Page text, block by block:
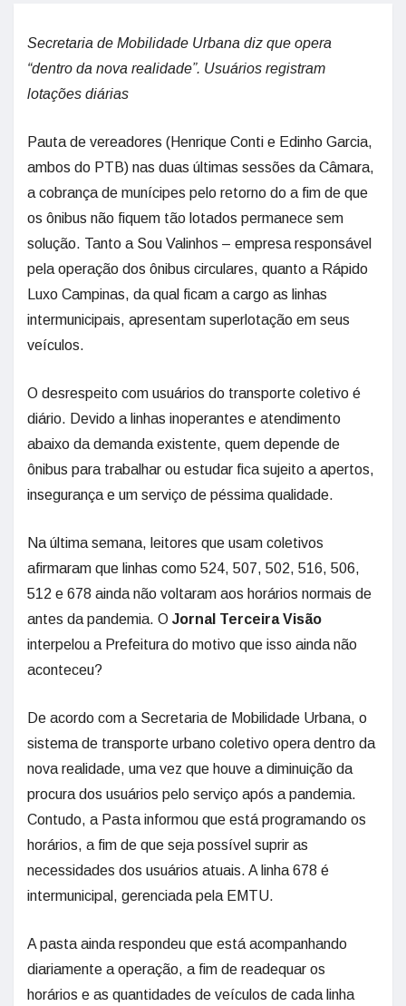
Secretaria de Mobilidade Urbana diz que opera
“dentro da nova realidade”. Usuários registram
lotações diárias
Pauta de vereadores (Henrique Conti e Edinho Garcia,
ambos do PTB) nas duas últimas sessões da Câmara,
a cobrança de munícipes pelo retorno do a fim de que
os ônibus não fiquem tão lotados permanece sem
solução. Tanto a Sou Valinhos – empresa responsável
pela operação dos ônibus circulares, quanto a Rápido
Luxo Campinas, da qual ficam a cargo as linhas
intermunicipais, apresentam superlotação em seus
veículos.
O desrespeito com usuários do transporte coletivo é
diário. Devido a linhas inoperantes e atendimento
abaixo da demanda existente, quem depende de
ônibus para trabalhar ou estudar fica sujeito a apertos,
insegurança e um serviço de péssima qualidade.
Na última semana, leitores que usam coletivos
afirmaram que linhas como 524, 507, 502, 516, 506,
512 e 678 ainda não voltaram aos horários normais de
antes da pandemia. O Jornal Terceira Visão
interpelou a Prefeitura do motivo que isso ainda não
aconteceu?
De acordo com a Secretaria de Mobilidade Urbana, o
sistema de transporte urbano coletivo opera dentro da
nova realidade, uma vez que houve a diminuição da
procura dos usuários pelo serviço após a pandemia.
Contudo, a Pasta informou que está programando os
horários, a fim de que seja possível suprir as
necessidades dos usuários atuais. A linha 678 é
intermunicipal, gerenciada pela EMTU.
A pasta ainda respondeu que está acompanhando
diariamente a operação, a fim de readequar os
horários e as quantidades de veículos de cada linha